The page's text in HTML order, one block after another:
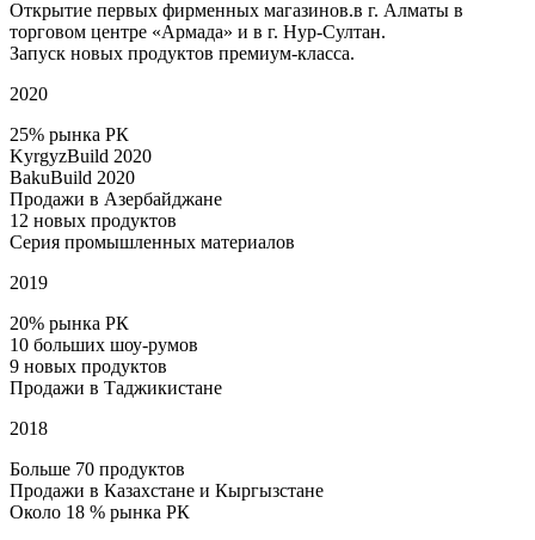
Открытие первых фирменных магазинов.в г. Алматы в
торговом центре «Армада» и в г. Нур-Султан.
Запуск новых продуктов премиум-класса.
2020
25% рынка РК
KyrgyzBuild 2020
BakuBuild 2020
Продажи в Азербайджане
12 новых продуктов
Серия промышленных материалов
2019
20% рынка РК
10 больших шоу-румов
9 новых продуктов
Продажи в Таджикистане
2018
Больше 70 продуктов
Продажи в Казахстане и Кыргызстане
Около 18 % рынка РК